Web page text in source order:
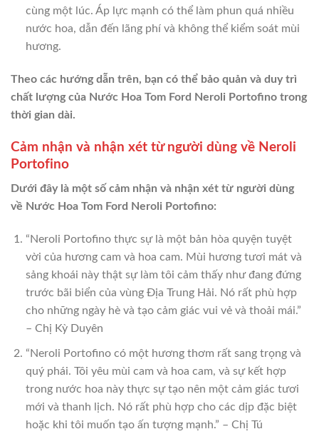
cùng một lúc. Áp lực mạnh có thể làm phun quá nhiều
nước hoa, dẫn đến lãng phí và không thể kiểm soát mùi
hương.
Theo các hướng dẫn trên, bạn có thể bảo quản và duy trì
chất lượng của Nước Hoa Tom Ford Neroli Portofino trong
thời gian dài.
Cảm nhận và nhận xét từ người dùng về Neroli
Portofino
Dưới đây là một số cảm nhận và nhận xét từ người dùng
về Nước Hoa Tom Ford Neroli Portofino:
“Neroli Portofino thực sự là một bản hòa quyện tuyệt
vời của hương cam và hoa cam. Mùi hương tươi mát và
sảng khoái này thật sự làm tôi cảm thấy như đang đứng
trước bãi biển của vùng Địa Trung Hải. Nó rất phù hợp
cho những ngày hè và tạo cảm giác vui vẻ và thoải mái.”
– Chị Kỳ Duyên
“Neroli Portofino có một hương thơm rất sang trọng và
quý phái. Tôi yêu mùi cam và hoa cam, và sự kết hợp
trong nước hoa này thực sự tạo nên một cảm giác tươi
mới và thanh lịch. Nó rất phù hợp cho các dịp đặc biệt
hoặc khi tôi muốn tạo ấn tượng mạnh.” – Chị Tú